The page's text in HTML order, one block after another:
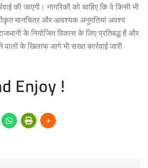
की जाएगी। नागरिकों को चाहिए कि वे किसी भी
मानचित्र और आवश्यक अनुमतियां अवश्य
के नियोजित विकास के लिए प्रतिबद्ध है और
के खिलाफ आगे भी सख्त कार्रवाई जारी
Enjoy !